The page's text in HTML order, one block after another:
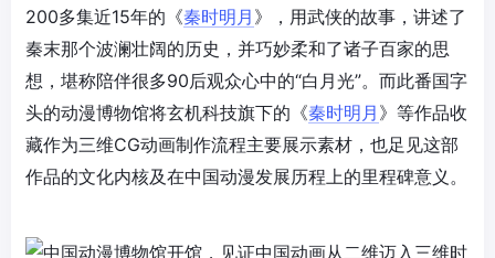
200多集近15年的《秦时明月 》，用武侠的故事，讲述了
秦末那个波澜壮阔的历史，并巧妙柔和了诸子百家的思
想，堪称陪伴很多90后观众心中的“白月光”。而此番国字
头的动漫博物馆将玄机科技旗下的《秦时明月 》等作品收
藏作为三维CG动画制作流程主要展示素材，也足见这部
作品的文化内核及在中国动漫发展历程上的里程碑意义。